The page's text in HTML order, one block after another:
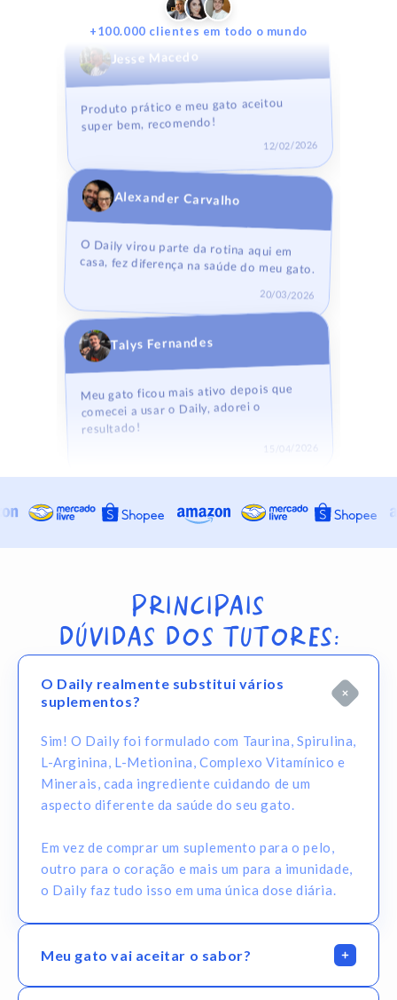
+100.000 clientes em todo o mundo
Produto prático e meu gato aceitou
super bem, recomendo!
O Daily virou parte da rotina aqui em
casa, fez diferença na saúde do meu gato.
Meu gato ficou mais ativo depois que
comecei a usar o Daily, adorei o
resultado!
super bem, recomendo!
Alexander Carvalho
O Daily virou parte da rotina aqui em
casa, fez diferença na saúde do meu gato.
PRINCIPAIS
DÚVIDAS DOS TUTORES:
O Daily realmente substitui vários
suplementos?
Sim! O Daily foi formulado com Taurina, Spirulina,
L-Arginina, L-Metionina, Complexo Vitamínico e
Minerais, cada ingrediente cuidando de um
aspecto diferente da saúde do seu gato.
Em vez de comprar um suplemento para o pelo,
outro para o coração e mais um para a imunidade,
o Daily faz tudo isso em uma única dose diária.
Meu gato vai aceitar o sabor?